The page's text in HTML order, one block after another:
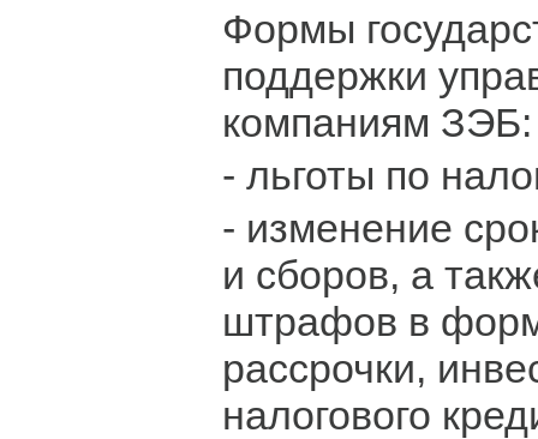
Формы
поддержки
компаниям ЗЭБ:
- льготы по
- изменение
и сборов, а
штрафов в
рассрочки,
налогового